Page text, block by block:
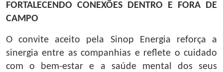
FORTALECENDO CONEXÕES DENTRO E FORA DE
CAMPO
O convite aceito pela Sinop Energia reforça a
sinergia entre as companhias e reflete o cuidado
com o bem-estar e a saúde mental dos seus